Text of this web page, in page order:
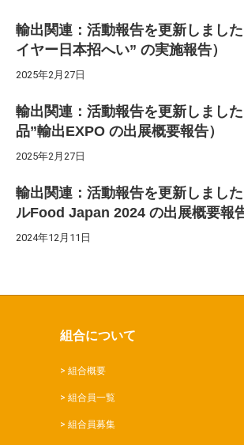
輸出関連：活動報告を更新しまし
イヤー日本招へい” の実施報告）
2025年2月27日
輸出関連：活動報告を更新しまし
品”輸出EXPO の出展概要報告）
2025年2月27日
輸出関連：活動報告を更新しまし
ルFood Japan 2024 の出展概要報告
2024年12月11日
組合について
組合概要
組合員一覧
組合員募集